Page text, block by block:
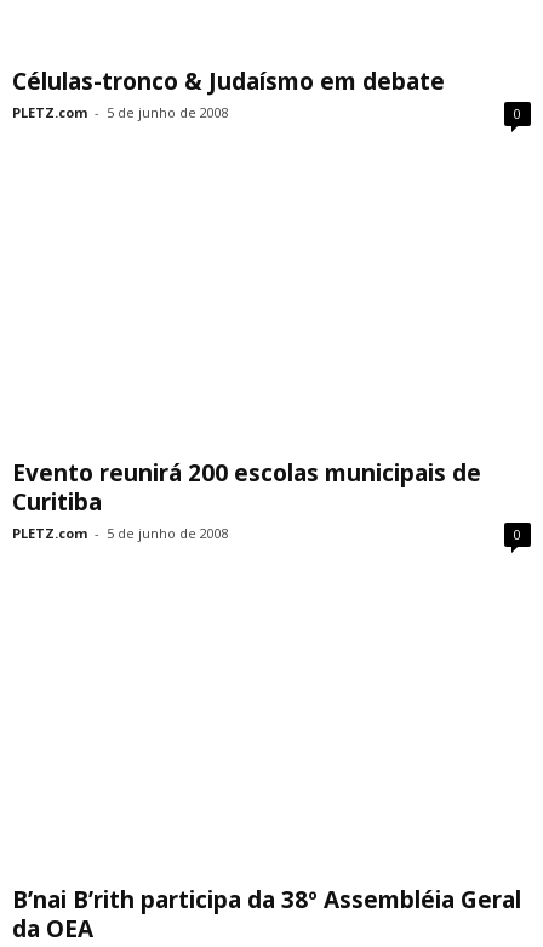
Células-tronco & Judaísmo em debate
PLETZ.com - 5 de junho de 2008 0
Evento reunirá 200 escolas municipais de
Curitiba
PLETZ.com - 5 de junho de 2008 0
B’nai B’rith participa da 38º Assembléia Geral
da OEA